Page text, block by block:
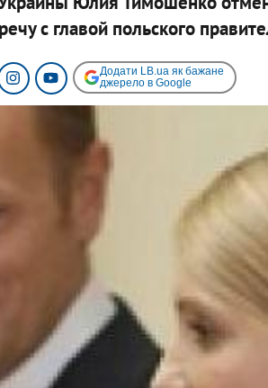
с главой польского
Додати LB.ua як бажане
джерело в Google